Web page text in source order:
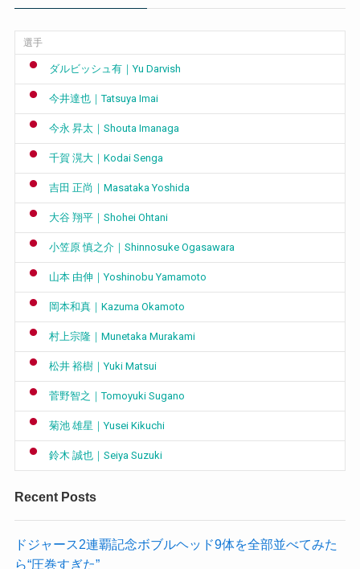
選手
ダルビッシュ有｜Yu Darvish
今井達也｜Tatsuya Imai
今永 昇太｜Shouta Imanaga
千賀 滉大｜Kodai Senga
吉田 正尚｜Masataka Yoshida
大谷 翔平｜Shohei Ohtani
小笠原 慎之介｜Shinnosuke Ogasawara
山本 由伸｜Yoshinobu Yamamoto
岡本和真｜Kazuma Okamoto
村上宗隆｜Munetaka Murakami
松井 裕樹｜Yuki Matsui
菅野智之｜Tomoyuki Sugano
菊池 雄星｜Yusei Kikuchi
鈴木 誠也｜Seiya Suzuki
Recent Posts
ドジャース2連覇記念ボブルヘッド9体を全部並べてみた
ら“圧巻すぎた”